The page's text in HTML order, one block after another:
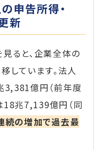
申告所得・
新
ると、企業全体の
しています。法人
億円（前年度
18兆7,139億円（同
続の増加で過去最